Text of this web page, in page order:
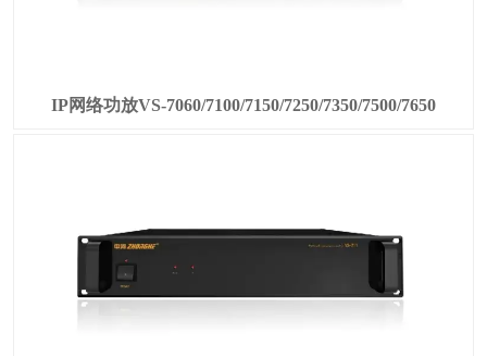
IP网络功放VS-7060/7100/7150/7250/7350/7500/7650